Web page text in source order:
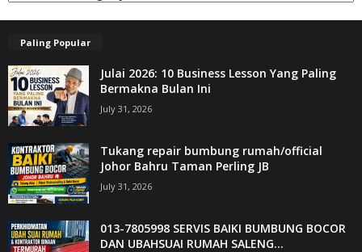
Paling Popular
Julai 2026: 10 Business Lesson Yang Paling
Bermakna Bulan Ini
July 31, 2026
Tukang repair bumbung rumah/official
Johor Bahru Taman Perling JB
July 31, 2026
013-7805998 SERVIS BAIKI BUMBUNG BOCOR
DAN UBAHSUAI RUMAH SALENG...